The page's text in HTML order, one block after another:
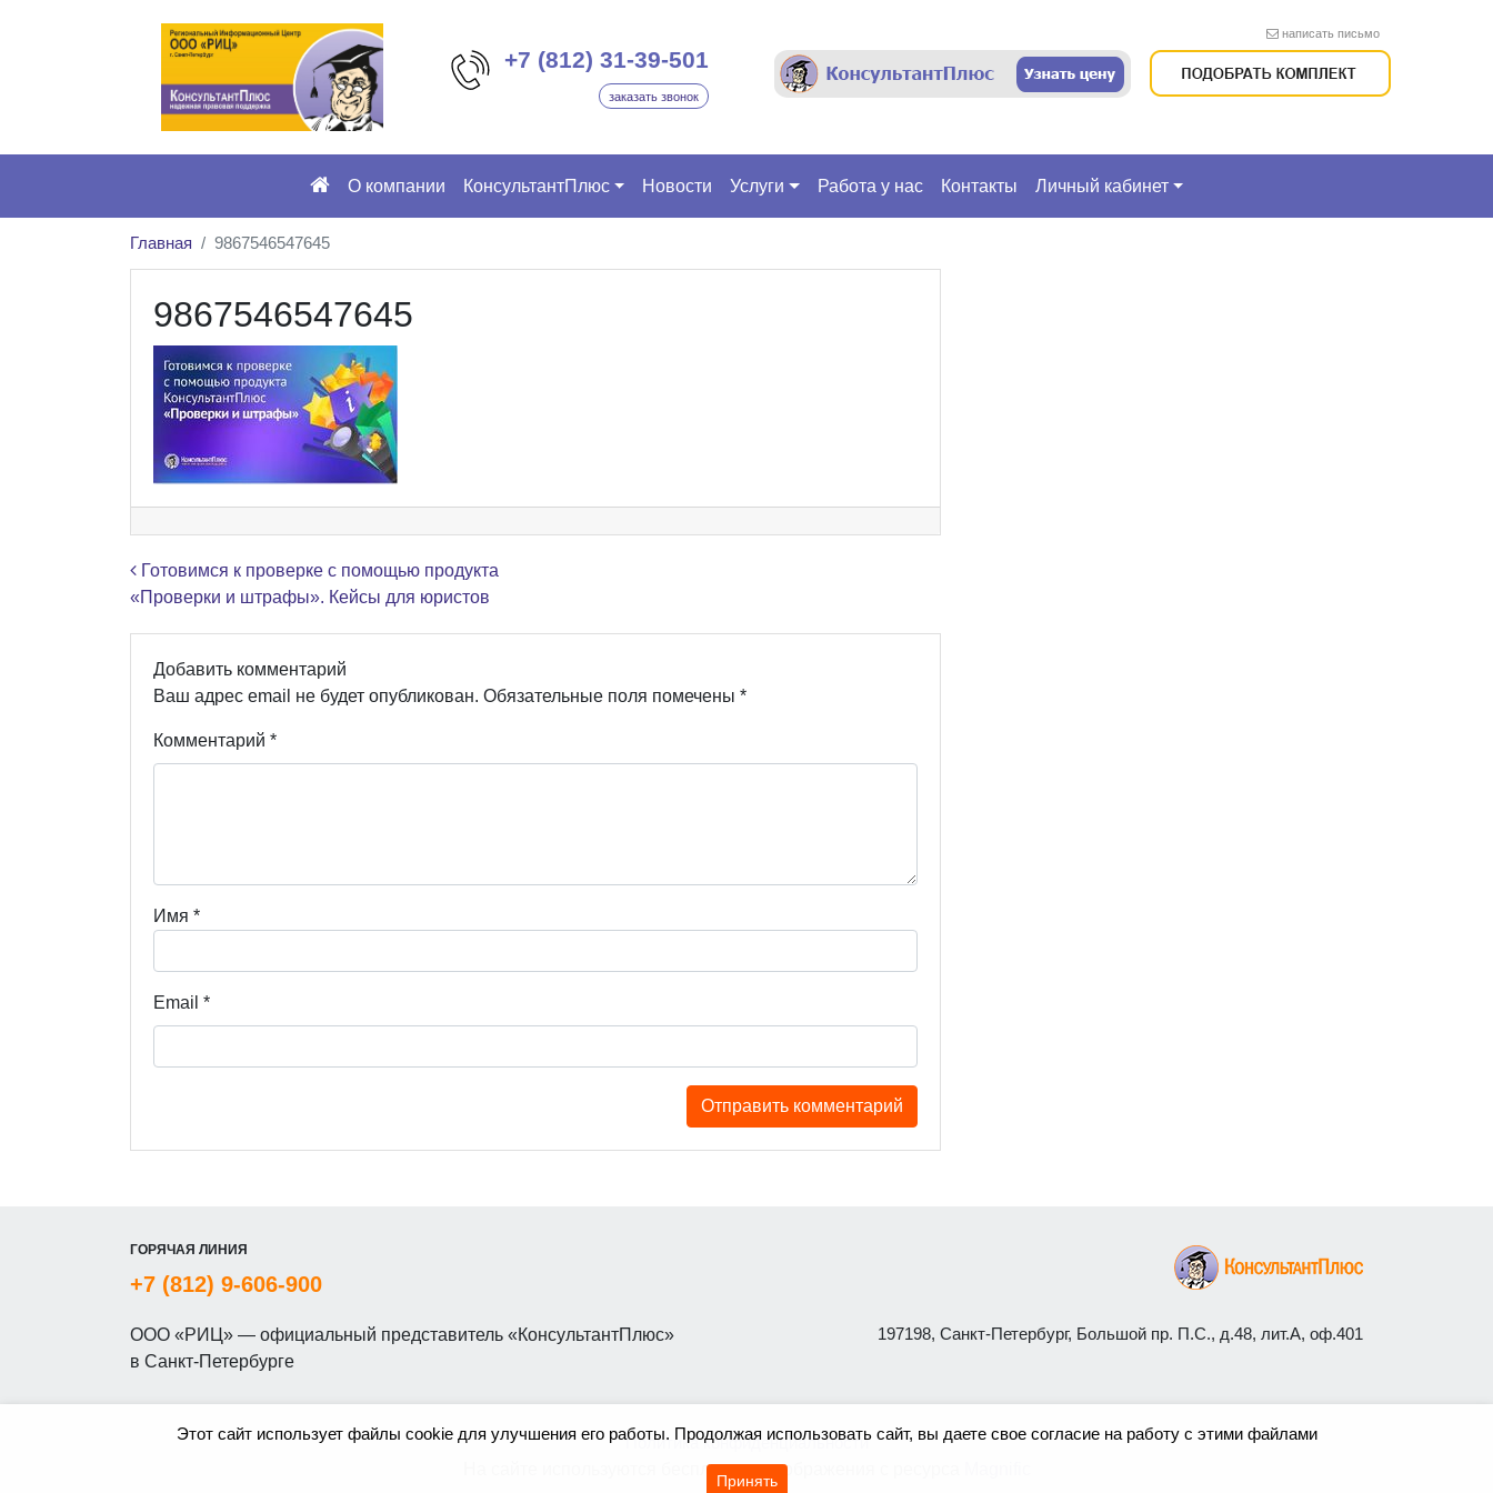
+7 (812) 31-39-501
заказать звонок
написать письмо
О компании КонсультантПлюс Новости Услуги Работа у нас Контакты Личный кабинет
Главная 9867546547645
9867546547645
Навигация по записям
Готовимся к проверке с помощью продукта
«Проверки и штрафы». Кейсы для юристов
Добавить комментарий
Ваш адрес email не будет опубликован. Обязательные поля помечены *
Комментарий *
Имя *
Email *
ГОРЯЧАЯ ЛИНИЯ
+7 (812) 9-606-900
ООО «РИЦ» — официальный представитель «КонсультантПлюс»
в Санкт-Петербурге
197198, Санкт-Петербург, Большой пр. П.С., д.48, лит.А, оф.401
Политика конфиденциальности
На сайте используются бесплатные изображения с ресурса
Этот сайт использует файлы cookie для улучшения его работы. Продолжая использовать сайт, вы даете свое согласие на работу с этими файлами
Принять